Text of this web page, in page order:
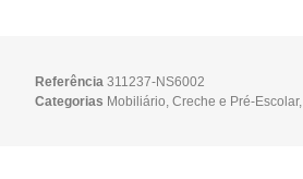
Referência311237-NS6002
Categorias Mobiliário,Creche e Pré-Escolar,